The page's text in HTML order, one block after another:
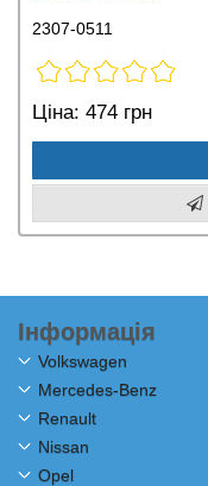
2307-0511
Ціна: 474 грн
Інформація
Volkswagen
Mercedes-Benz
Renault
Nissan
Opel